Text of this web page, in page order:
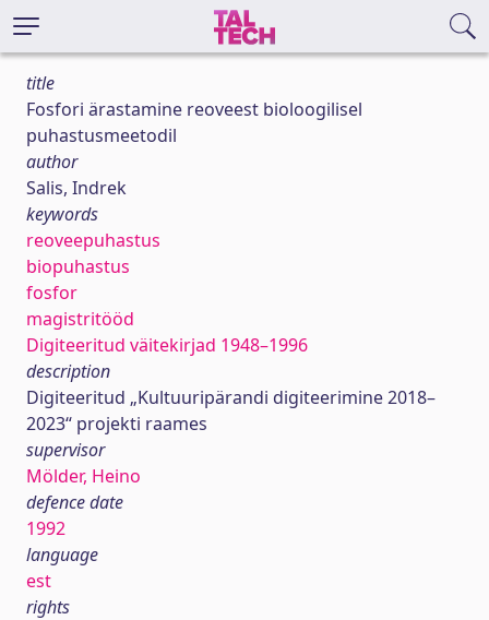
title
Fosfori ärastamine reoveest bioloogilisel
puhastusmeetodil
author
Salis, Indrek
keywords
reoveepuhastus
biopuhastus
fosfor
magistritööd
Digiteeritud väitekirjad 1948–1996
description
Digiteeritud „Kultuuripärandi digiteerimine 2018–
2023“ projekti raames
supervisor
Mölder, Heino
defence date
1992
language
est
rights